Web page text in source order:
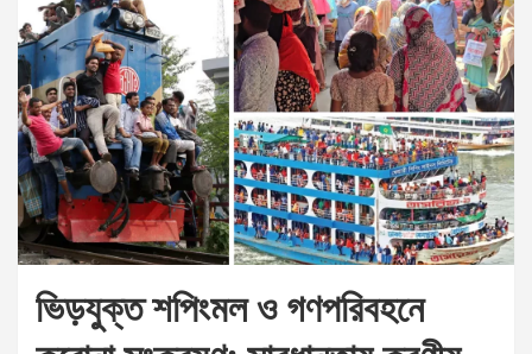
ভিড়যুক্ত শপিংমল ও গণপরিবহনে